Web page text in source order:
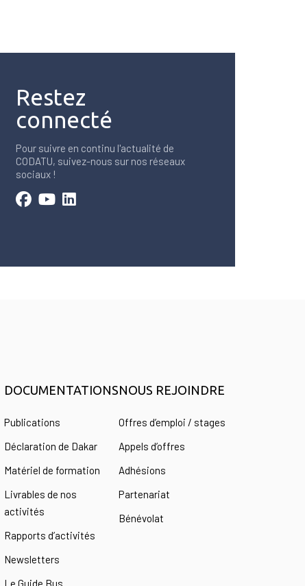
Restez
connecté
Pour suivre en continu l'actualité de
CODATU, suivez-nous sur nos réseaux
sociaux !
DOCUMENTATIONS
Publications
Déclaration de Dakar
Matériel de formation
Livrables de nos
activités
Rapports d’activités
Newsletters
Le Guide Bus
NOUS REJOINDRE
Offres d’emploi / stages
Appels d’offres
Adhésions
Partenariat
Bénévolat